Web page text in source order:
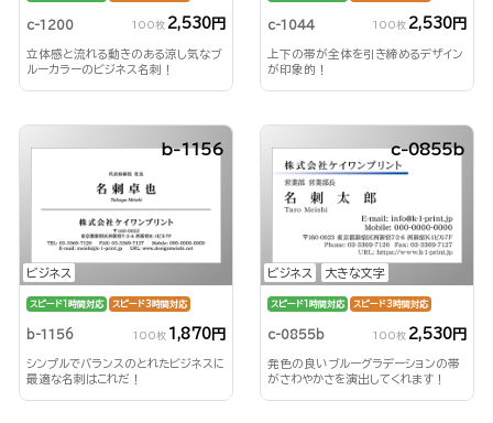
c-1200 100枚 2,530円
立体感と流れる動きのある涼し気なブ
ルーカラーのビジネス名刺！
c-1044 100枚 2,530円
上下の帯が全体を引き締めるデザイン
が印象的！
ビジネス
b-1156
スピード1時間対応 スピード3時間対応
b-1156 100枚 1,870円
シンプルでバランスのとれたビジネスに
最適な名刺はこれだ！
ビジネス 大きな文字
c-0855b
スピード1時間対応 スピード3時間対応
c-0855b 100枚 2,530円
発色の良いブルーグラデーションの帯
がさわやかさを演出してくれます！